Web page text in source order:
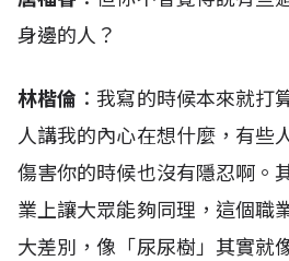
身邊的人？
林楷倫 ：我寫的時候本來就打
人講我的內心在想什麼，有些
傷害你的時候也沒有隱忍啊。
業上讓大眾能夠同理，這個職
大差別，像「尿尿樹」其實就